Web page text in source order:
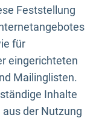
Feststellung
für
eingerichteten
Mailinglisten.
Inhalte
der Nutzung